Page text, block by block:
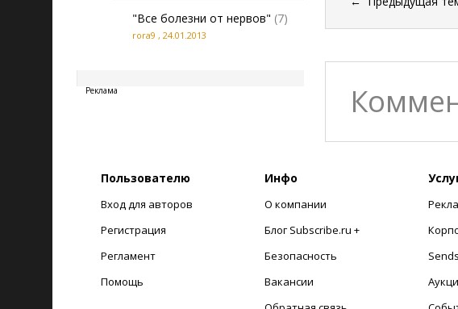
"Все болезни от нервов" (7)
rora9 , 24.01.2013
Реклама
Пользователю
Вход для авторов
Регистрация
Регламент
Помощь
Инфо
О компании
Блог Subscribe.ru +
Безопасность
Вакансии